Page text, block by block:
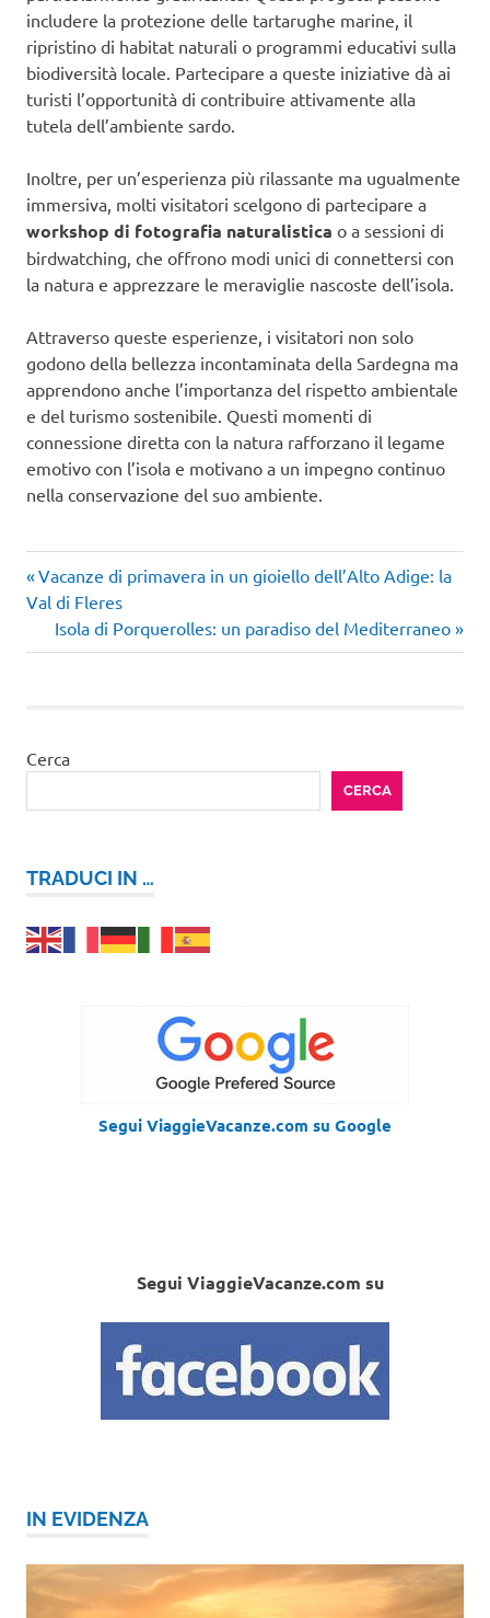
includere la protezione delle tartarughe marine, il
ripristino di habitat naturali o programmi educativi sulla
biodiversità locale. Partecipare a queste iniziative dà ai
turisti l’opportunità di contribuire attivamente alla
tutela dell’ambiente sardo.
Inoltre, per un’esperienza più rilassante ma ugualmente
immersiva, molti visitatori scelgono di partecipare a
workshop di fotografia naturalistica o a sessioni di
birdwatching, che offrono modi unici di connettersi con
la natura e apprezzare le meraviglie nascoste dell’isola.
Attraverso queste esperienze, i visitatori non solo
godono della bellezza incontaminata della Sardegna ma
apprendono anche l’importanza del rispetto ambientale
e del turismo sostenibile. Questi momenti di
connessione diretta con la natura rafforzano il legame
emotivo con l’isola e motivano a un impegno continuo
nella conservazione del suo ambiente.
Navigazione
articoli
Articolo
precedente:
Vacanze di primavera in un gioiello dell’Alto Adige: la
Val di Fleres
Articolo
successivo:
Isola di Porquerolles: un paradiso del Mediterraneo
Cerca
CERCA
TRADUCI IN …
Segui ViaggieVacanze.com su Google
Segui ViaggieVacanze.com su
IN EVIDENZA